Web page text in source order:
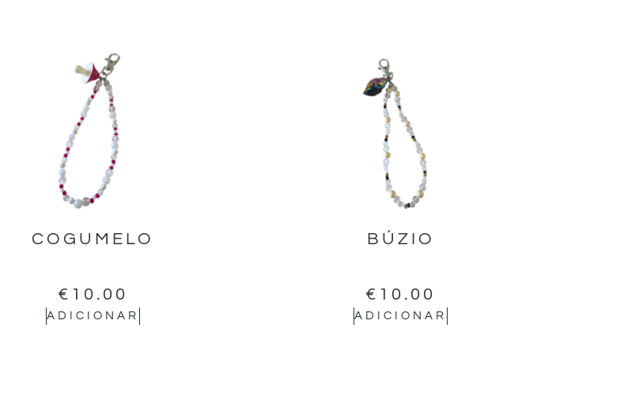
COGUMELO
€ 10.00
ADICIONAR
BÚZIO
€ 10.00
ADICIONAR